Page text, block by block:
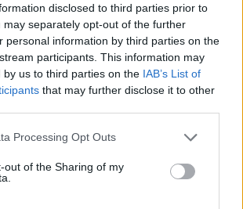
disclosed to third parties prior to
may separately opt-out of the further
personal information by third parties on the
participants. This information may
by us to third parties on the IAB’s List of
that may further disclose it to other
Processing Opt Outs
out of the Sharing of my
«πηγές» προέλευσης των χρεών,
των οφειλετών
το πρώην ΙΚΑκαι e-ΕΦΚΑ
/ τ. ΙΚΑ-ΕΤΑΜ: 24,45 δισ. ευρώ.
e-ΕΦΚΑ 5,80 δισ. ευρώ.
δισ. ευρώ.
ευρώ.